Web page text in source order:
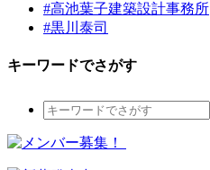
#高池葉子建築設計事務所
#黒川泰司
キーワードでさがす